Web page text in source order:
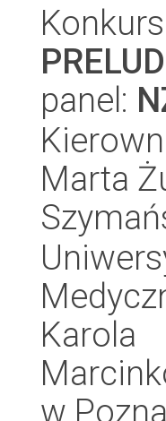
panel:
Marta
Karola
w